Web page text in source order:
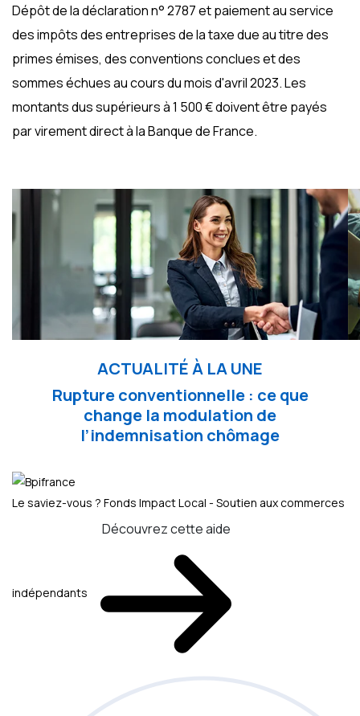
Dépôt de la déclaration n° 2787 et paiement au service
des impôts des entreprises de la taxe due au titre des
primes émises, des conventions conclues et des
sommes échues au cours du mois d'avril 2023. Les
montants dus supérieurs à 1 500 € doivent être payés
par virement direct à la Banque de France.
ACTUALITÉ À LA UNE
Rupture conventionnelle : ce que
change la modulation de
l’indemnisation chômage
Le saviez-vous ? Fonds Impact Local - Soutien aux commerces
indépendants
Découvrez cette aide